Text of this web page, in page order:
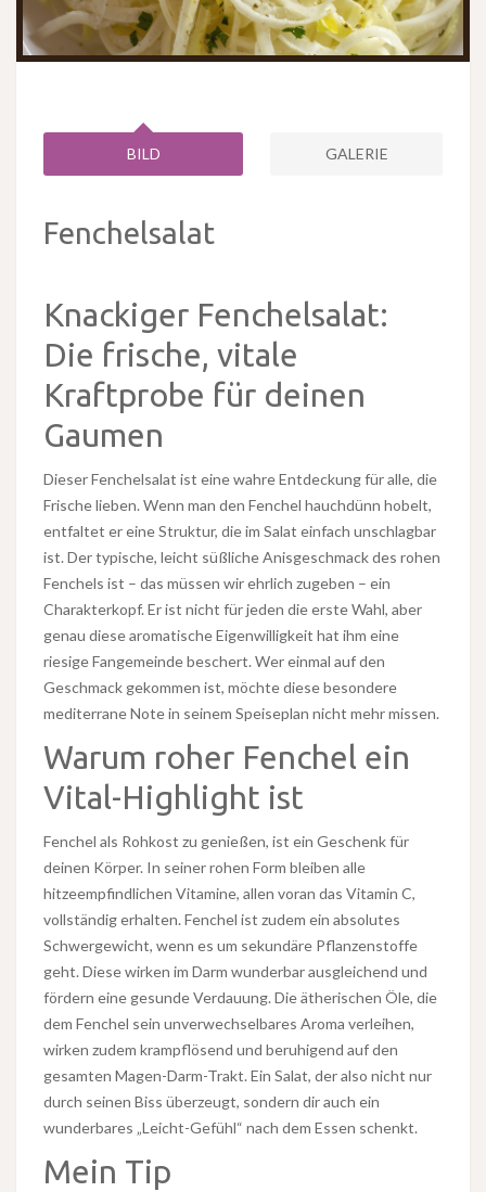
BILD GALERIE
Fenchelsalat
Knackiger Fenchelsalat:
Die frische, vitale
Kraftprobe für deinen
Gaumen
Dieser Fenchelsalat ist eine wahre Entdeckung für alle, die
Frische lieben. Wenn man den Fenchel hauchdünn hobelt,
entfaltet er eine Struktur, die im Salat einfach unschlagbar
ist. Der typische, leicht süßliche Anisgeschmack des rohen
Fenchels ist – das müssen wir ehrlich zugeben – ein
Charakterkopf. Er ist nicht für jeden die erste Wahl, aber
genau diese aromatische Eigenwilligkeit hat ihm eine
riesige Fangemeinde beschert. Wer einmal auf den
Geschmack gekommen ist, möchte diese besondere
mediterrane Note in seinem Speiseplan nicht mehr missen.
Warum roher Fenchel ein
Vital-Highlight ist
Fenchel als Rohkost zu genießen, ist ein Geschenk für
deinen Körper. In seiner rohen Form bleiben alle
hitzeempfindlichen Vitamine, allen voran das Vitamin C,
vollständig erhalten. Fenchel ist zudem ein absolutes
Schwergewicht, wenn es um sekundäre Pflanzenstoffe
geht. Diese wirken im Darm wunderbar ausgleichend und
fördern eine gesunde Verdauung. Die ätherischen Öle, die
dem Fenchel sein unverwechselbares Aroma verleihen,
wirken zudem krampflösend und beruhigend auf den
gesamten Magen-Darm-Trakt. Ein Salat, der also nicht nur
durch seinen Biss überzeugt, sondern dir auch ein
wunderbares „Leicht-Gefühl“ nach dem Essen schenkt.
Mein Tip